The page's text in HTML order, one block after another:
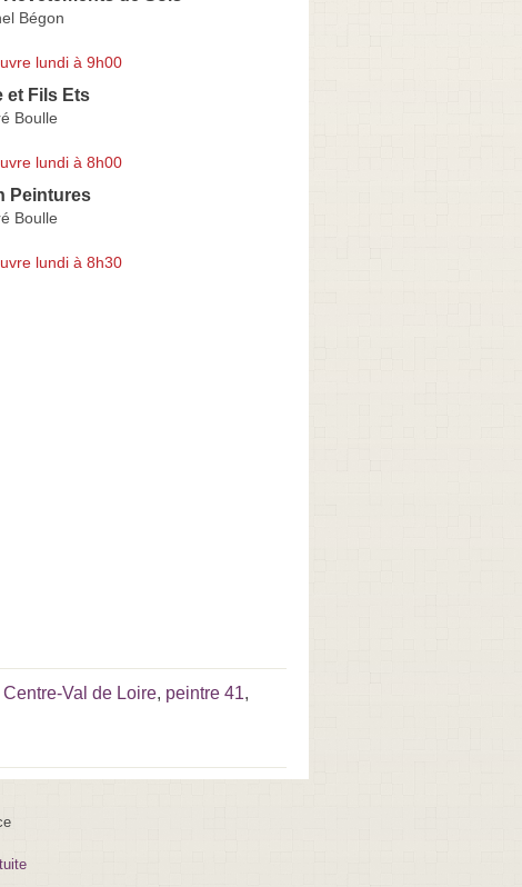
Bégon
lundi à 9h00
et Fils Ets
Boulle
lundi à 8h00
Peintures
Boulle
lundi à 8h30
Centre-Val de Loire, peintre 41,